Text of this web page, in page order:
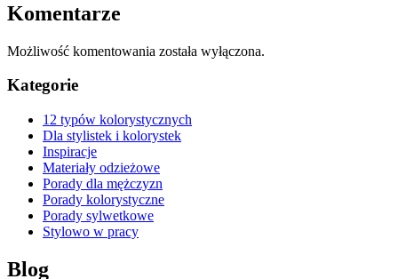
Komentarze
Możliwość komentowania została wyłączona.
Kategorie
12 typów kolorystycznych
Dla stylistek i kolorystek
Inspiracje
Materiały odzieżowe
Porady dla mężczyzn
Porady kolorystyczne
Porady sylwetkowe
Stylowo w pracy
Blog